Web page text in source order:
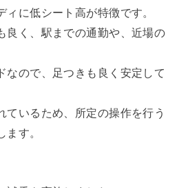
に低シート高が特徴です。
良く、駅までの通勤や、近場の
なので、足つきも良く安定して
ているため、所定の操作を行う
ます。